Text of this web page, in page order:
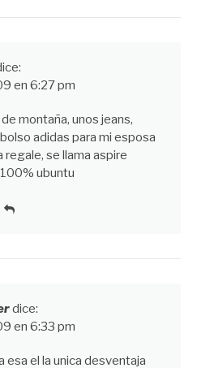
en 6:27 pm
montaña, unos jeans,
adidas para mi esposa
regale, se llama aspire
ubuntu
dice:
en 6:33 pm
esa el la unica desventaja